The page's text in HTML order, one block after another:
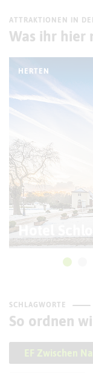
ATTRAKTIONEN IN
Was ihr hier
HERTEN
Hotel
SCHLAGWORTE
So ordnen
EF Zwischen